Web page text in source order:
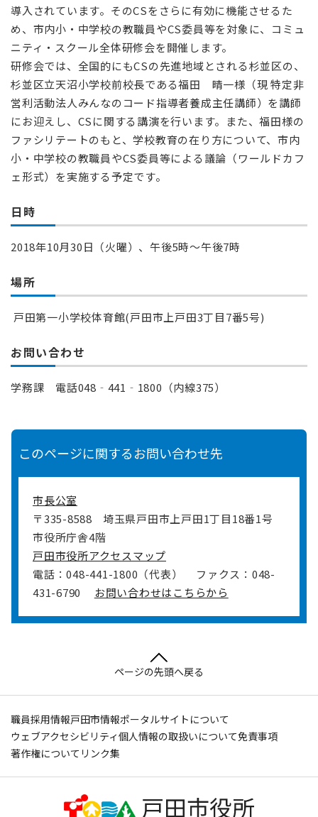
導入されています。そのCSをさらに有効に機能させるた
め、市内小・中学校の教職員やCS委員等を対象に、コミュ
ニティ・スクール全体研修会を開催します。
研修会では、全国的にもCSの先進地域とされる杉並区の、
杉並区立天沼小学校前校長である福田 晴一様（現 特定非
営利活動法人みんなのコード指導者養成主任講師）を講師
にお迎えし、CSに関する講演を行います。また、福田様の
ファシリテートのもと、学校教育の在り方について、市内
小・中学校の教職員やCS委員等による議論（ワールドカフ
ェ形式）を実施する予定です。
日時
2018年10月30日（火曜）、午後5時～午後7時
場所
戸田第一小学校体育館(戸田市上戸田3丁目7番5号)
お問い合わせ
学務課 電話048‐441‐1800（内線375）
このページに関するお問い合わせ先
市長公室
〒335-8588
埼玉県戸田市上戸田1丁目18番1号
市役所庁舎4階
戸田市役所アクセスマップ
電話：048-441-1800（代表）
ファクス：048-
431-6790
お問い合わせはこちらから
ページの先頭へ戻る
職員採用情報戸田市情報ポータルサイトについて
ウェブアクセシビリティ個人情報の取扱いについて免責事項
著作権について リンク集